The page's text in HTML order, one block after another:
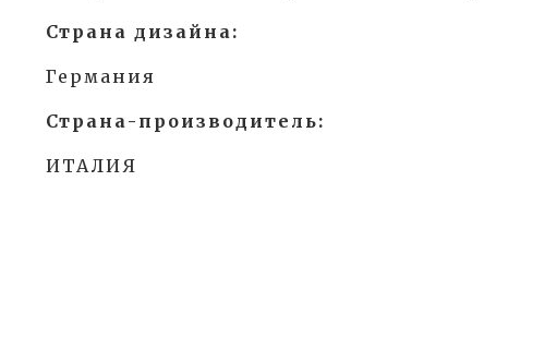
Страна дизайна:
Германия
Страна-производитель:
ИТАЛИЯ